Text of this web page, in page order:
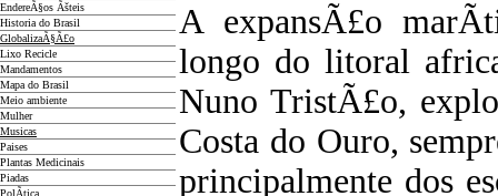
EndereÃ§os Ãšteis
Historia do Brasil
GlobalizaÃ§Ã£o
Lixo Recicle
Mandamentos
Mapa do Brasil
Meio ambiente
Mulher
Musicas
Paises
Plantas Medicinais
Piadas
PolÃ­tica
A expansÃ£o
longo do litoral
Nuno TristÃ£o,
Costa do Ouro,
principalmente dos